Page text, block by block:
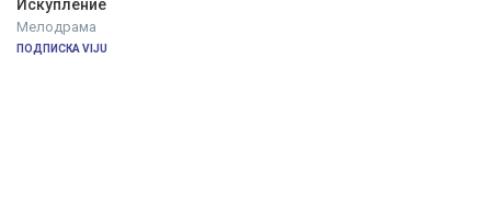
Искупление
Мелодрама
ПОДПИСКА VIJU